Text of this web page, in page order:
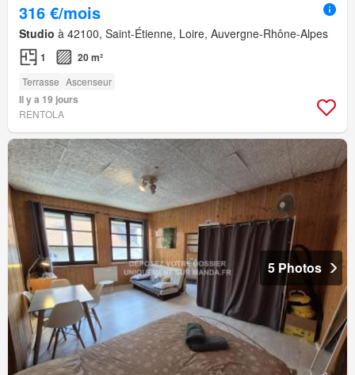
316 €/mois
Studio à 42100, Saint-Étienne, Loire, Auvergne-Rhône-Alpes
1 20 m²
Terrasse Ascenseur
Il y a 19 jours
RENTOLA
5 Photos